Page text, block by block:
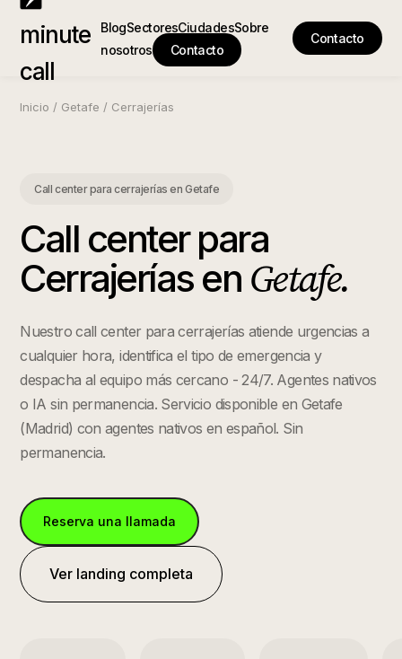
minute
call
BlogSectoresCiudadesSobre
nosotros
Contacto
Contacto
Inicio / Getafe / Cerrajerías
Call center para cerrajerías enGetafe
Call center para
Cerrajeríasen Getafe.
Nuestro call center para cerrajerías atiende urgencias a
cualquier hora, identifica el tipo de emergencia y
despacha al equipo más cercano - 24/7. Agentes nativos
o IA sin permanencia.Servicio disponible en Getafe
(Madrid) con agentes nativos en español. Sin
permanencia.
Reserva una llamada
Ver landing completa